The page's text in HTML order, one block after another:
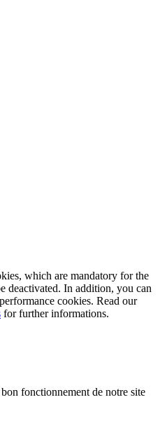
which are mandatory for the
deactivated. In addition, you can
cookies. Read our
for further informations.
fonctionnement de notre site